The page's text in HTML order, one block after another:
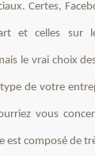
Certes,
et celles sur
le vrai choix
de votre
vous
est composé de